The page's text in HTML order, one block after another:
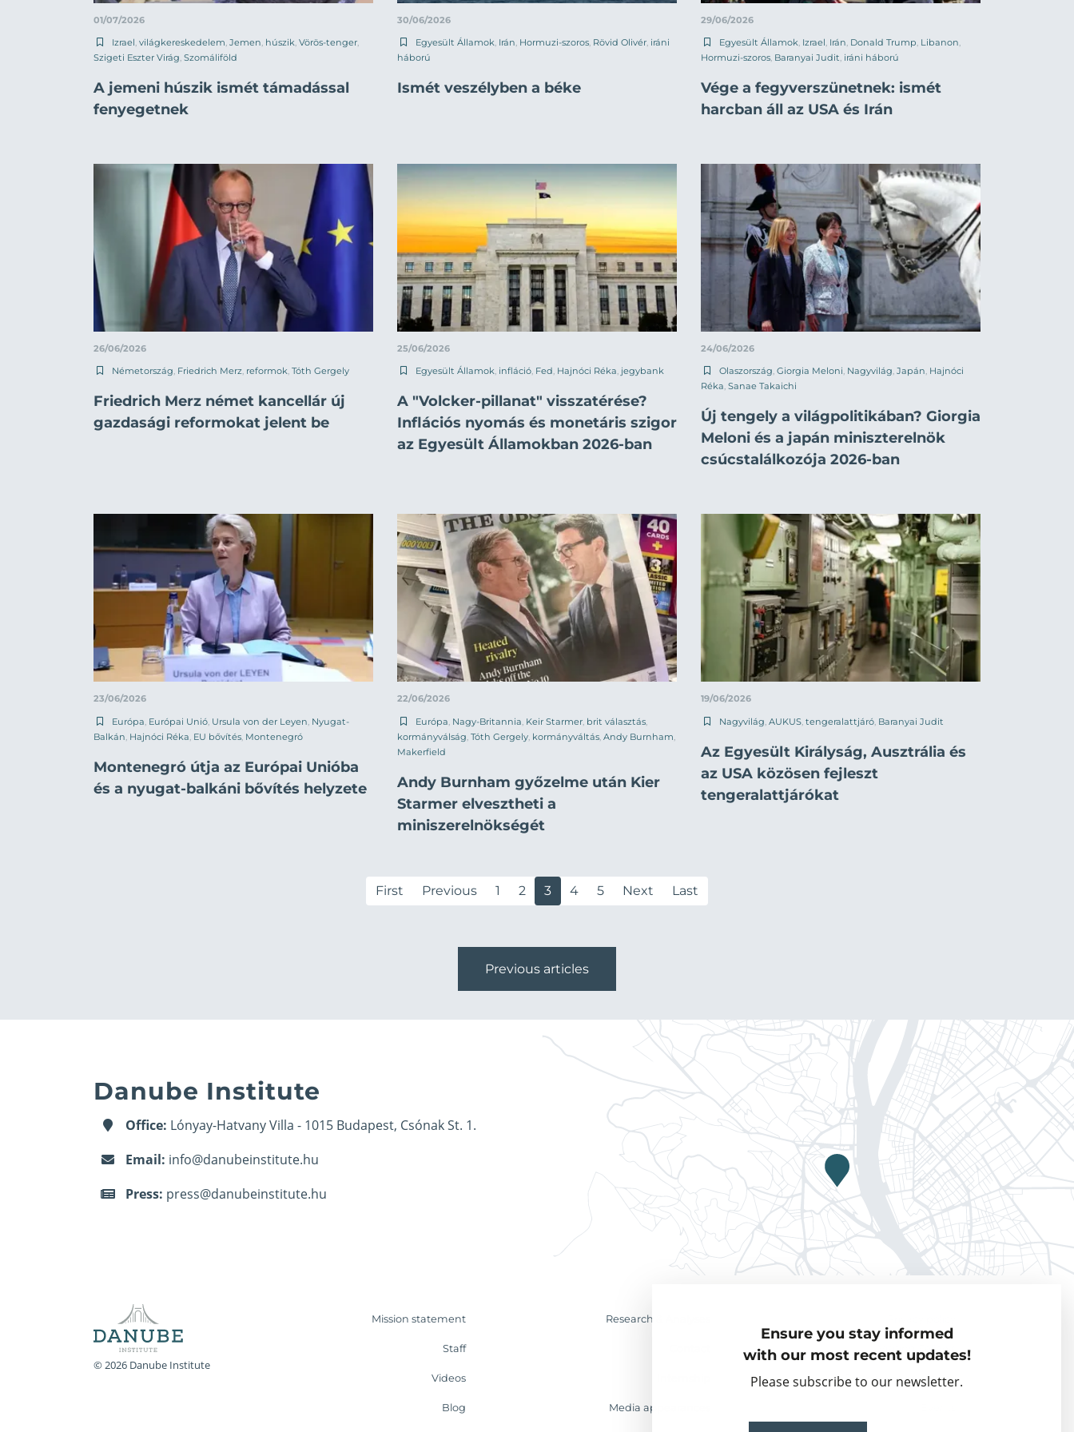
Ensure you stay informed
with our most recent updates!
Please subscribe to our newsletter.
01/07/2026
Izrael világkereskedelem Jemen húszik Vörös-tenger
Szigeti Eszter Virág Szomáliföld
A jemeni húszik ismét támadással
fenyegetnek
30/06/2026
Egyesült Államok Irán Hormuzi-szoros Rövid Olivér iráni
háború
Ismét veszélyben a béke
29/06/2026
Egyesült Államok Izrael Irán Donald Trump Libanon
Hormuzi-szoros Baranyai Judit iráni háború
Vége a fegyverszünetnek: ismét
harcban áll az USA és Irán
26/06/2026
Németország, Friedrich Merz, reformok, Tóth Gergely
Friedrich Merz német kancellár új
gazdasági reformokat jelent be
25/06/2026
Egyesült Államok, infláció, Fed, Hajnóci Réka, jegybank
A "Volcker-pillanat" visszatérése?
Inflációs nyomás és monetáris szigor
az Egyesült Államokban 2026-ban
24/06/2026
Olaszország, Giorgia Meloni, Nagyvilág, Japán, Hajnóci
Réka, Sanae Takaichi
Új tengely a világpolitikában? Giorgia
Meloni és a japán miniszterelnök
csúcstalálkozója 2026-ban
23/06/2026
Európa Európai Unió Ursula von der Leyen Nyugat-
Balkán Hajnóci Réka EU bővítés Montenegró
Montenegró útja az Európai Unióba
és a nyugat-balkáni bővítés helyzete
22/06/2026
Európa Nagy-Britannia Keir Starmer brit választás
kormányválság Tóth Gergely kormányváltás Andy Burnham
Makerfield
Andy Burnham győzelme után Kier
Starmer elvesztheti a
miniszerelnökségét
19/06/2026
Nagyvilág AUKUS tengeralattjáró Baranyai Judit
Az Egyesült Királyság, Ausztrália és
az USA közösen fejleszt
tengeralattjárókat
First Previous 1 2 3 4 5 Next Last
Previous articles
Danube Institute
Office: Lónyay-Hatvany Villa - 1015 Budapest, Csónak St. 1.
Email: info@danubeinstitute.hu
Press: press@danubeinstitute.hu
© 2026 Danube Institute
Mission statement Research & Analyses
Staff Visiting Fellows
Videos Partner organisations
Blog Media appearances